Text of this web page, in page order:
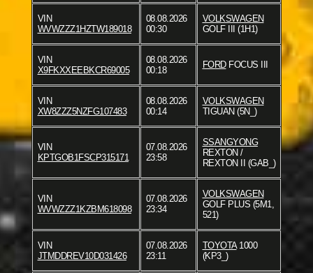
VIN
WVWZZZ1HZTW189018
08.08.2026
00:30
VOLKSWAGEN
GOLF III (1H1)
VIN
X9FKXXEEBKCR69005
08.08.2026
00:18
FORDFOCUS III
VIN
XW8ZZZ5NZFG107483
08.08.2026
00:14
VOLKSWAGEN
TIGUAN (5N_)
VIN
KPTGOB1FSCP315171
07.08.2026
23:58
SSANGYONG
REXTON /
REXTON II (GAB_)
VIN
WVWZZZ1KZBM618098
07.08.2026
23:34
VOLKSWAGEN
GOLF PLUS (5M1,
521)
VIN
JTMDDREV10D031426
07.08.2026
23:11
TOYOTA1000
(KP3_)